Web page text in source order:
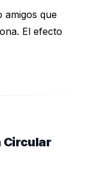
amigos que
El efecto
Circular